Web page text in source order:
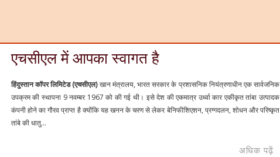
एचसीएल में आपका स्वागत है
हिंदुस्तान कॉपर लिमिटेड (एचसीएल)खान मंत्रालय, भारत सरकार के प्रशासनिक नियंत्रणाधीन एक सार्वजनिक
उपक्रम की स्थापना 9 नवम्बर 1967 को की गई थी। इसे देश की एकमात्र उर्ध्वा कार एकीकृत तांबा उत्पादक
कंपनी होने का गौरव प्राप्त है क्योंकि यह खनन के चरण से लेकर बेनिफीशिएशन, प्रग्गदलन, शोधन और परिष्कृत
तांबे की धातु...
अधिक पढ़ें